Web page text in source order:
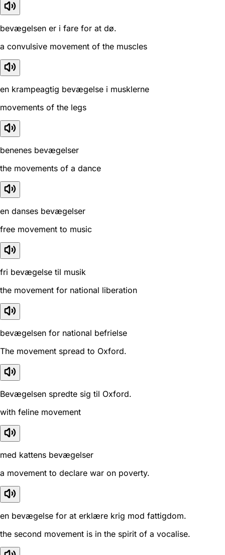
bevægelsen er i fare for at dø.
a convulsive movement of the muscles
en krampeagtig bevægelse i musklerne
movements of the legs
benenes bevægelser
the movements of a dance
en danses bevægelser
free movement to music
fri bevægelse til musik
the movement for national liberation
bevægelsen for national befrielse
The movement spread to Oxford.
Bevægelsen spredte sig til Oxford.
with feline movement
med kattens bevægelser
a movement to declare war on poverty.
en bevægelse for at erklære krig mod fattigdom.
the second movement is in the spirit of a vocalise.